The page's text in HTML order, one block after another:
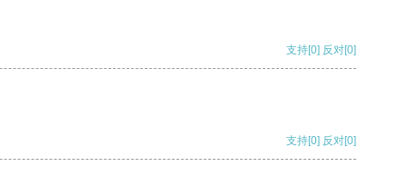
支持[0] 反对[0]
支持[0] 反对[0]